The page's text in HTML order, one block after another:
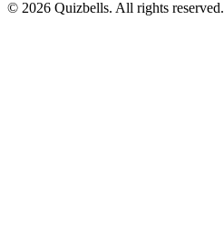
© 2026 Quizbells. All rights reserved.